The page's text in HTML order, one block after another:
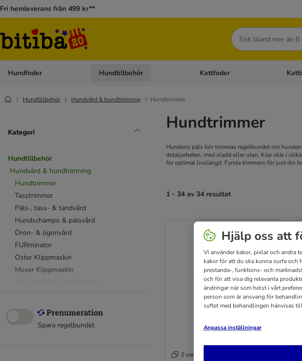
Fri hemleverans från 499 kr**
Sök
Hundfoder Open category menu: Hundfoder
Hundtillbehör Open category menu:
Kattfoder Open
Hundtillbehör Hundvård & hundtrimning Hundtrimmer
Kategori
Hundtillbehör
Hundvård & hundtrimning
Hundtrimmer
Tasstrimmer
Päls-, tass- & tandvård
Hundschampo & pälsvård
Öron- & ögonvård
FURminator
Oster Klippmaskin
Moser Klippmaskin
Adaptil
Spara regelbundet
Hundtrimmer
Hundens päls bör trimmas regelbundet om
detaljarbeten, med sladd eller utan. Köp skär i
för optimal livslängd. Fynda trimmers för just din
1 - 34 av 34 resultat
2 varianter
Hjälp oss att
Vi använder kakor, pixlar och andra
kakor för att du ska kunna surfa och
prestanda-, funktions- och
och för att visa dig relevanta
ändringar när som helst i vårt
person som är ansvarig för
syftet med behandlingen hänvisas
Anpassa inställningar